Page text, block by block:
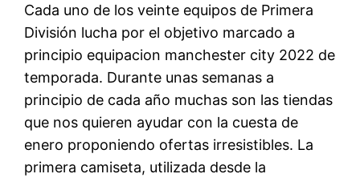
Cada uno de los veinte equipos de Primera
División lucha por el objetivo marcado a
principio equipacion manchester city 2022 de
temporada. Durante unas semanas a
principio de cada año muchas son las tiendas
que nos quieren ayudar con la cuesta de
enero proponiendo ofertas irresistibles. La
primera camiseta, utilizada desde la